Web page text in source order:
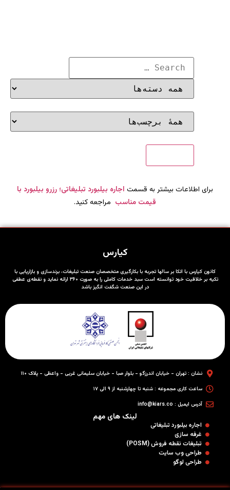
برای اطلاعات بیشتر به قسمت اجاره بیلبورد تبلیغاتی؛ رزرو بیلبورد با
قیمت مناسب مراجعه کنید.
کیارس
کانون کیارس با اتکا بر سالها تجربه با بکارگیری متخصصان صنعت تبلیغات، برندسازی و بازاریابی با
تکیه بر خلاقیت خود توانسته است سبد خدمات کاملی را به صورت ۳۶۰ ارائه نماید و نقطه‌ی عطفی
در این صنعت شگفت انگیز باشد
نشان : تهران - خیابان اندرزگو - بلوار صبا - خیابان سلیمانی غربی - واعظی - پلاک ۱۱۰
ساعت کاری مجموعه : شنبه تا چهارشنبه از ۹ الی ۱۷
آدرس ایمیل : info@kiars.co
لینک های مهم
اجاره بیلبورد تبلیغاتی
غرفه سازی
تبلیغات نقطه فروش (POSM)
طراحی وب سایت
طراحی لوگو